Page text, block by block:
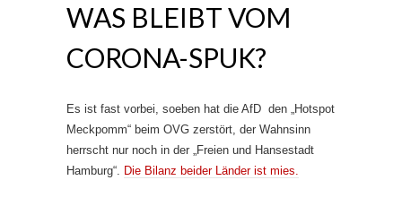
WAS BLEIBT VOM
CORONA-SPUK?
Es ist fast vorbei, soeben hat die AfD den „Hotspot
Meckpomm“ beim OVG zerstört, der Wahnsinn
herrscht nur noch in der „Freien und Hansestadt
Hamburg“. Die Bilanz beider Länder ist mies.